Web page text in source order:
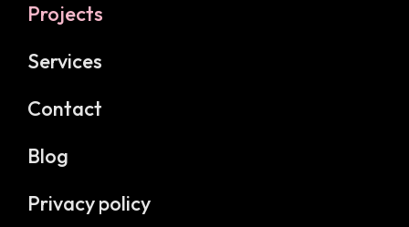
Projects
Services
Contact
Blog
Privacy policy